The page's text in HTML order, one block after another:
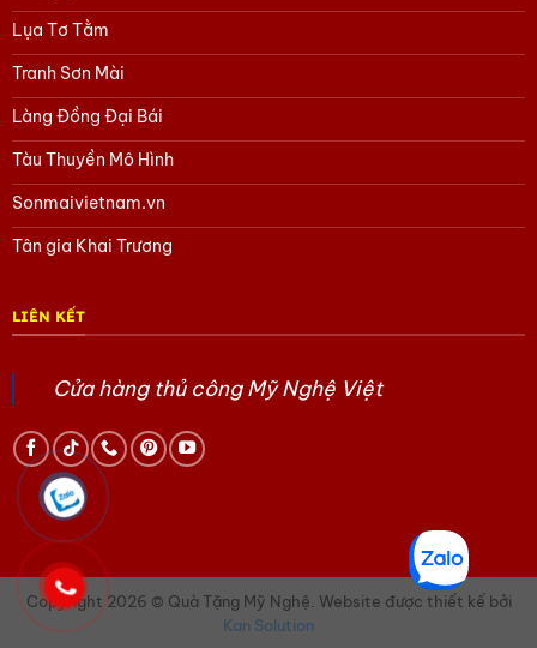
Lụa Tơ Tằm
Tranh Sơn Mài
Làng Đồng Đại Bái
Tàu Thuyền Mô Hình
Sonmaivietnam.vn
Tân gia Khai Trương
LIÊN KẾT
Cửa hàng thủ công Mỹ Nghệ Việt
Copyright 2026 © Quà Tặng Mỹ Nghệ. Website được thiết kế bởi
Kan Solution